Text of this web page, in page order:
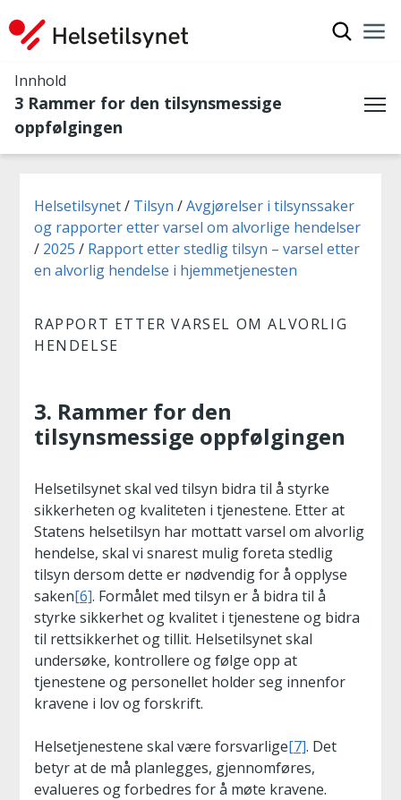
Innhold
3 Rammer for den tilsynsmessige
oppfølgingen
Du er her:
Helsetilsynet Tilsyn
Avgjørelser i tilsynssaker
og rapporter etter varsel om alvorlige hendelser
2025
Rapport etter stedlig tilsyn – varsel etter
en alvorlig hendelse i hjemmetjenesten
RAPPORT ETTER VARSEL OM ALVORLIG
HENDELSE
3. Rammer for den
tilsynsmessige oppfølgingen
Helsetilsynet skal ved tilsyn bidra til å styrke
sikkerheten og kvaliteten i tjenestene. Etter at
Statens helsetilsyn har mottatt varsel om alvorlig
hendelse, skal vi snarest mulig foreta stedlig
tilsyn dersom dette er nødvendig for å opplyse
saken[6]. Formålet med tilsyn er å bidra til å
styrke sikkerhet og kvalitet i tjenestene og bidra
til rettsikkerhet og tillit. Helsetilsynet skal
undersøke, kontrollere og følge opp at
tjenestene og personellet holder seg innenfor
kravene i lov og forskrift.
Helsetjenestene skal være forsvarlige[7]. Det
betyr at de må planlegges, gjennomføres,
evalueres og forbedres for å møte kravene.